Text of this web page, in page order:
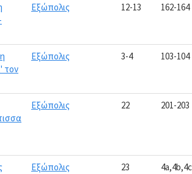
Εξώπολις 12-13 162-164
τον
Εξώπολις 3-4 103-104
Εξώπολις 22 201-203
Εξώπολις 23